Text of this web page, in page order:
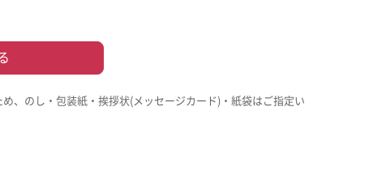
、のし・包装紙・挨拶状(メッセージカード)・紙袋はご指定い